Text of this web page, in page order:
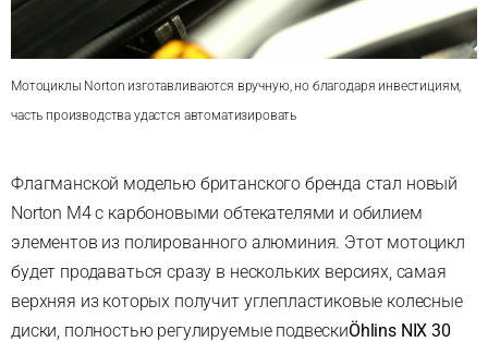
Мотоциклы Norton изготавливаются вручную, но благодаря инвестициям,
часть производства удастся автоматизировать
Флагманской моделью британского бренда стал новый
Norton М4 с карбоновыми обтекателями и обилием
элементов из полированного алюминия. Этот мотоцикл
будет продаваться сразу в нескольких версиях, самая
верхняя из которых получит углепластиковые колесные
диски, полностью регулируемые подвескиÖhlins NIX 30